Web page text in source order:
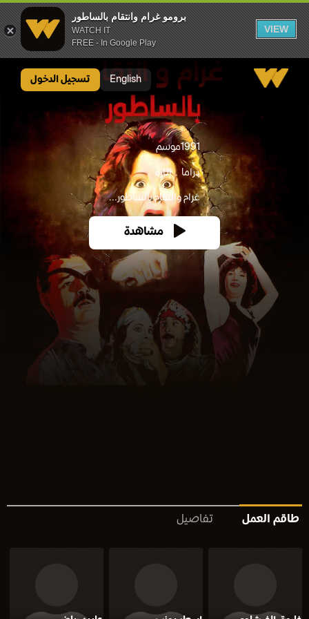
برومو غرام وانتقام بالساطور
WATCH IT
FREE - In Google Play
VIEW
English تسجيل الدخول
1991موسم
دراما إثارة
غرام وانتقام بالساطور...
مشاهدة
طاقم العمل تفاصيل